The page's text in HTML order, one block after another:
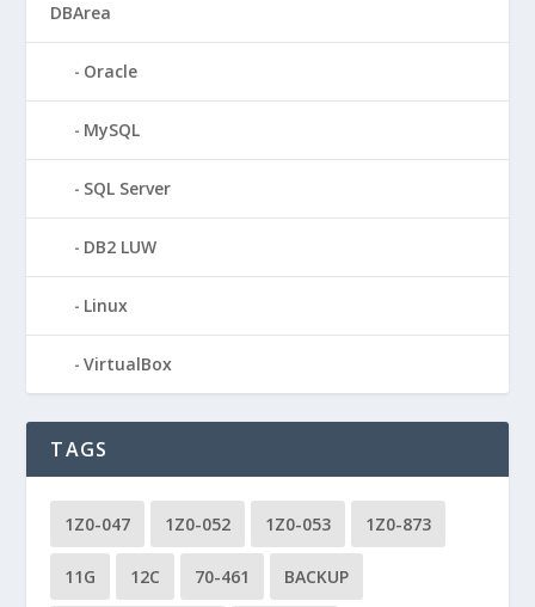
DBArea
Oracle
MySQL
SQL Server
DB2 LUW
Linux
VirtualBox
TAGS
1Z0-047 1Z0-052 1Z0-053 1Z0-873
11G 12C 70-461 BACKUP